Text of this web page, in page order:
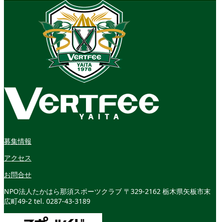
募集情報
アクセス
お問合せ
NPO法人たかはら那須スポーツクラブ 〒329-2162 栃木県矢板市末
広町49-2 tel. 0287-43-3189